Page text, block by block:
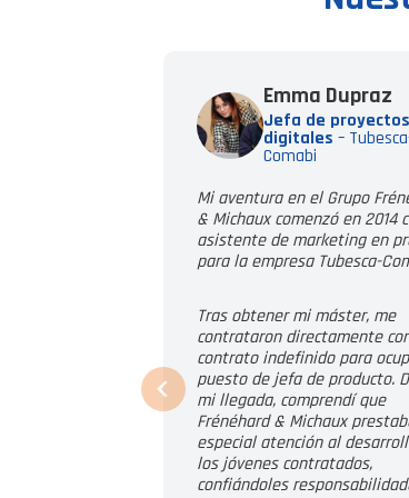
Emma Dupraz
Jefa de proyectos
digitales –
Comabi
Mi aventura en el Grupo
& Michaux comenzó en 2014
asistente de marketing en
para la empresa Tubesca-
Tras obtener mi máster, me
contrataron directamente
contrato indefinido para
puesto de jefa de producto.
mi llegada, comprendí que
Frénéhard & Michaux
especial atención al
los jóvenes contratados,
confiándoles